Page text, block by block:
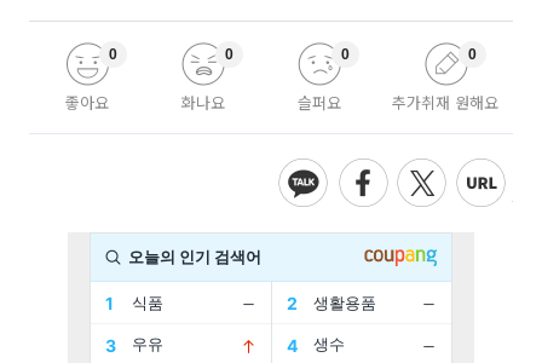
좋아요
0
화나요
0
슬퍼요
0
추가취재 원해요
0